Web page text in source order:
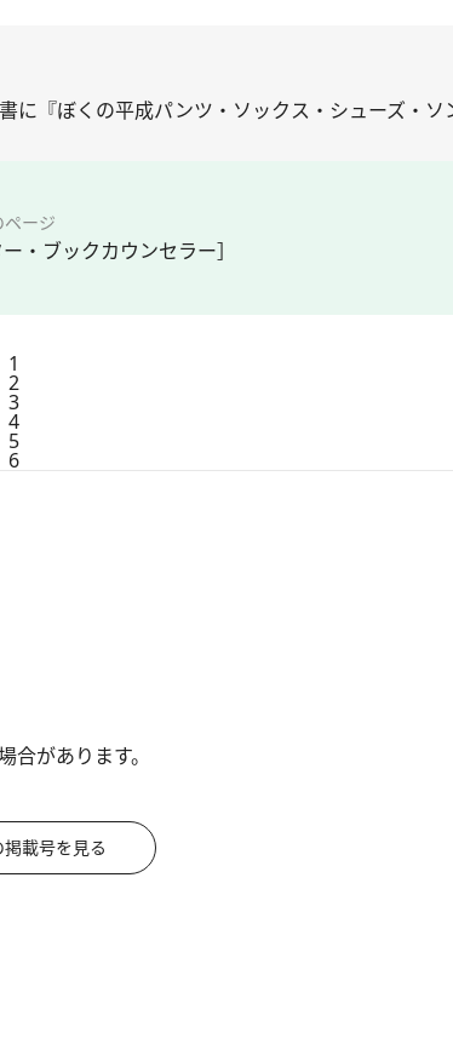
に『ぼくの平成パンツ・ソックス・シューズ・ソ
ページ
・ブックカウンセラー］
1
2
3
4
5
6
があります。
載号を見る